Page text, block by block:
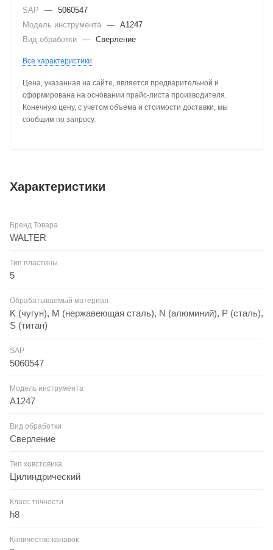
SAP
— 5060547
Модель инструмента — A1247
Вид обработки — Сверление
Все характеристики
Цена, указанная на сайте, является предварительной и
сформирована на основании прайс-листа производителя.
Конечную цену, с учетом объема и стоимости доставки, мы
сообщим по запросу.
Характеристики
Бренд Товара
WALTER
Тип пластины
5
Обрабатываемый материал
K (чугун), M (нержавеющая сталь), N (алюминий), P (сталь),
S (титан)
SAP
5060547
Модель инструмента
A1247
Вид обработки
Сверление
Тип ховстовика
Цилиндрический
Класс точности
h8
Количество канавок